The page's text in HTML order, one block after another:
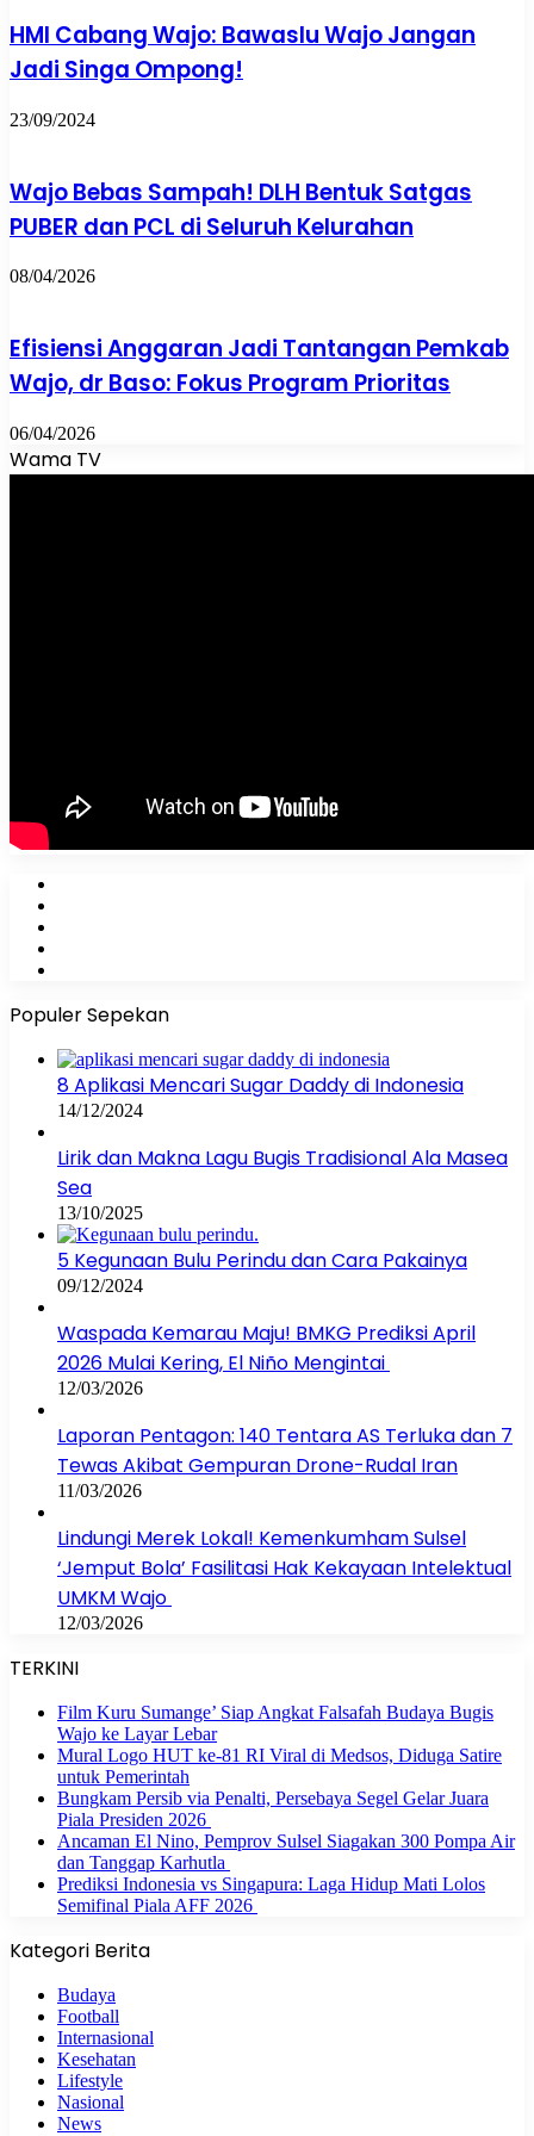
HMI Cabang Wajo: Bawaslu Wajo Jangan
Jadi Singa Ompong!
23/09/2024
Wajo Bebas Sampah! DLH Bentuk Satgas
PUBER dan PCL di Seluruh Kelurahan
08/04/2026
Efisiensi Anggaran Jadi Tantangan Pemkab
Wajo, dr Baso: Fokus Program Prioritas
06/04/2026
Wama TV
Populer Sepekan
8 Aplikasi Mencari Sugar Daddy di Indonesia
14/12/2024
Lirik dan Makna Lagu Bugis Tradisional Ala Masea
Sea
13/10/2025
5 Kegunaan Bulu Perindu dan Cara Pakainya
09/12/2024
Waspada Kemarau Maju! BMKG Prediksi April
2026 Mulai Kering, El Niño Mengintai
12/03/2026
Laporan Pentagon: 140 Tentara AS Terluka dan 7
Tewas Akibat Gempuran Drone-Rudal Iran
11/03/2026
Lindungi Merek Lokal! Kemenkumham Sulsel
‘Jemput Bola’ Fasilitasi Hak Kekayaan Intelektual
UMKM Wajo
12/03/2026
TERKINI
Film Kuru Sumange’ Siap Angkat Falsafah Budaya Bugis
Wajo ke Layar Lebar
Mural Logo HUT ke-81 RI Viral di Medsos, Diduga Satire
untuk Pemerintah
Bungkam Persib via Penalti, Persebaya Segel Gelar Juara
Piala Presiden 2026
Ancaman El Nino, Pemprov Sulsel Siagakan 300 Pompa Air
dan Tanggap Karhutla
Prediksi Indonesia vs Singapura: Laga Hidup Mati Lolos
Semifinal Piala AFF 2026
Kategori Berita
Budaya
Football
Internasional
Kesehatan
Lifestyle
Nasional
News